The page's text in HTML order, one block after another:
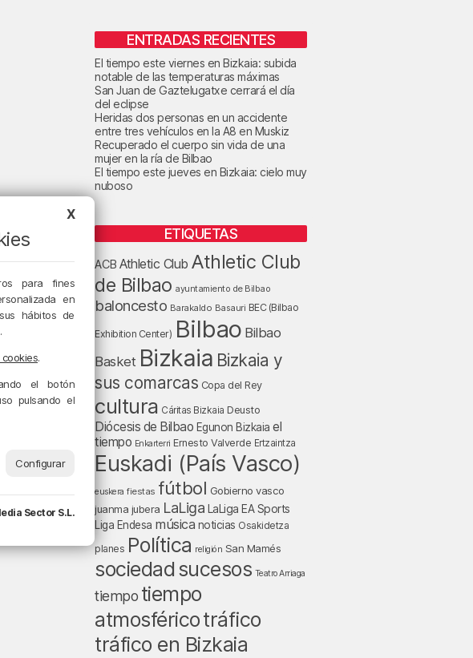
ENTRADAS RECIENTES
El tiempo este viernes en Bizkaia: subida
notable de las temperaturas máximas
San Juan de Gaztelugatxe cerrará el día
del eclipse
Heridas dos personas en un accidente
entre tres vehículos en la A8 en Muskiz
Recuperado el cuerpo sin vida de una
mujer en la ría de Bilbao
El tiempo este jueves en Bizkaia: cielo muy
nuboso
ETIQUETAS
ACB Athletic Club Athletic Club
de Bilbao ayuntamiento de Bilbao
baloncesto Barakaldo Basauri BEC (Bilbao
Exhibition Center) Bilbao Bilbao
Basket Bizkaia Bizkaia y
sus comarcas Copa del Rey
cultura Cáritas Bizkaia Deusto
Diócesis de Bilbao Egunon Bizkaia el
tiempo Enkarterri Ernesto Valverde Ertzaintza
Euskadi (País Vasco)
euskera fiestas fútbol Gobierno vasco
juanma jubera LaLiga LaLiga EA Sports
Liga Endesa música noticias Osakidetza
planes Política religión San Mamés
sociedad sucesos Teatro Arriaga
tiempo tiempo
atmosféricotráfico
tráfico en Bizkaia
X
para fines
en
hábitos de
.
el botón
pulsando el
Configurar
Sector S.L.